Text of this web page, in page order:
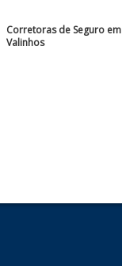
Corretoras de Seguro em
Valinhos